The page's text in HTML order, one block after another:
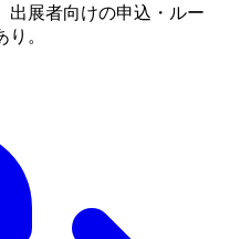
出展者向けの申込・ルー
。